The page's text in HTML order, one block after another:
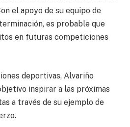
el apoyo de su equipo de
es probable que
en futuras competiciones
deportivas, Alvariño
inspirar a las próximas
a través de su ejemplo de